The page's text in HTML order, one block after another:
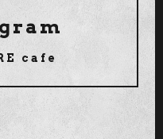
cafe